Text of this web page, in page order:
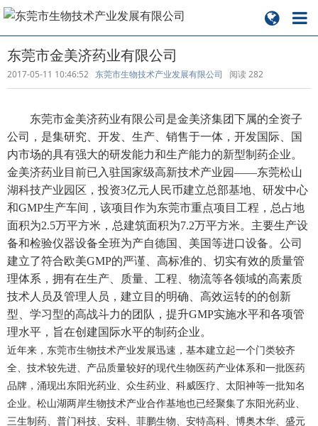
东莞市金美济药业有限公司
2017-05-11 10:46:52 东莞市生物技术产业发展有限公司 阅读282
东莞市金美济药业有限公司是金美济集团下属的全资子
公司，是集研究、开发、生产、销售于一体，开发国际、国
内市场的具有强大的研发能力和生产能力的新型制药企业。
金美济药业目前已入驻国家级高新技术产业园——东莞松山
湖科技产业园区，投资3亿元人民币建立总部基地、研发中心
和GMP生产车间，该项目作为东莞市重点项目工程，总占地
面积为2.5万平方米，总建筑面积为7.2万平方米。主要生产设
备和检验仪器设备全班为产自德国、美国等进口设备。公司
建立了符合欧美GMP的严谨、高标准的、切实有效的质量管
理体系，拥有在生产、质量、工程、物流等各领域的高素质
技术人员及管理人员，建立目的明确、高效运转的的创新
型、学习型的高战斗力的团队，提升GMP实施水平和各项管
理水平，旨在创建国际水平的制药企业。
近年来，东莞市生物技术产业发展迅速，基本建立起一个门类较齐
全、技术较先进、产品质量较好的现代生物医药产业体系和一批医药
品牌，涌现出东阳光药业、众生药业、科威医疗、太阳神等一批知名
企业。松山湖两岸生物技术产业合作基地也已经聚集了东阳光药业、
三生制药、普门科技、安科、菲鹏生物、安特高科、博奥木华、盛元